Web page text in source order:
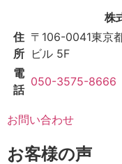
株
住
所
〒106-0041東京
ビル 5F
電
話
050-3575-8666
お問い合わせ
お客様の声